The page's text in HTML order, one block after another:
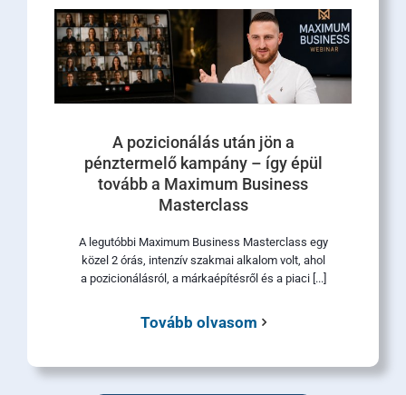
A pozicionálás után jön a
pénztermelő kampány – így épül
tovább a Maximum Business
Masterclass
A legutóbbi Maximum Business Masterclass egy
közel 2 órás, intenzív szakmai alkalom volt, ahol
a pozicionálásról, a márkaépítésről és a piaci [...]
Tovább olvasom